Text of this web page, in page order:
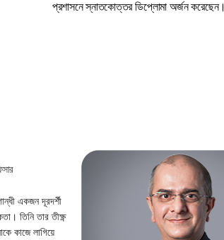
প্রশাসনে স্নাতকোত্তর ডিপ্লোমা অর্জন করেছেন।
একজন দূরদর্শী
তিনি তার তীক্ষ্ণ
কাজে লাগিয়ে